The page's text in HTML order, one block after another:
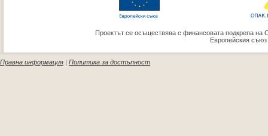
Проектът се осъществява с финансовата подкрепа на
Европейския
Правна информация | Политика за достъпност